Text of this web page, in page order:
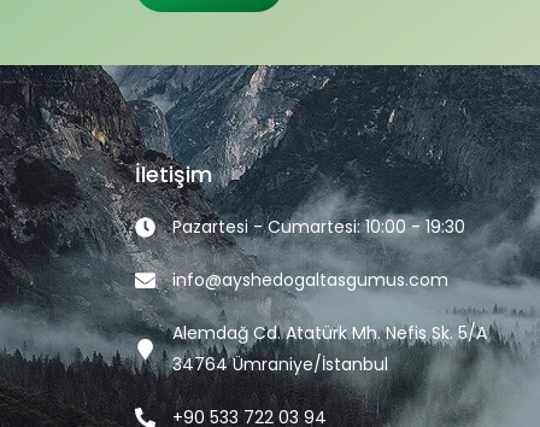
İletişim
Pazartesi - Cumartesi: 10:00 - 19:30
info@ayshedogaltasgumus.com
Alemdağ Cd. Atatürk Mh. Nefis Sk. 5/A
34764 Ümraniye/İstanbul
+90 533 722 03 94